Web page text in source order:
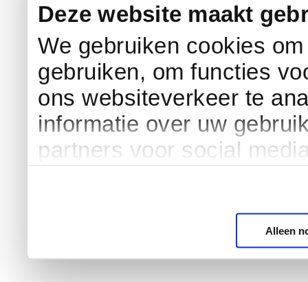
Deze website maakt
We gebruiken cookies
gebruiken, om functies
ons websiteverkeer te
informatie over uw
partners voor social
Alleen